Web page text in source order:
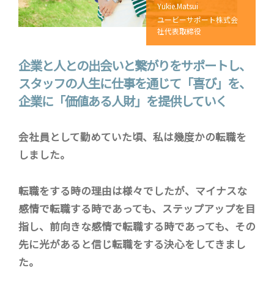
Yukie.Matsui
ユービーサポート株式会
社代表取締役
企業と人との出会いと繋がりをサポートし、
スタッフの人生に仕事を通じて「喜び」を、
企業に「価値ある人財」を提供していく
会社員として勤めていた頃、私は幾度かの転職を
しました。
転職をする時の理由は様々でしたが、マイナスな
感情で転職する時であっても、ステップアップを目
指し、前向きな感情で転職する時であっても、その
先に光があると信じ転職をする決心をしてきまし
た。